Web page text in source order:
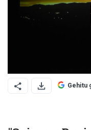
Gehitu